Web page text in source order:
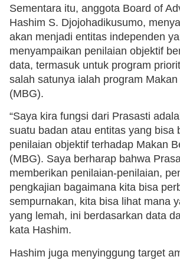
Sementara itu, anggota Board of
Hashim S. Djojohadikusumo,
akan menjadi entitas independen
menyampaikan penilaian objektif
data, termasuk untuk program
salah satunya ialah program
(MBG).
“Saya kira fungsi dari Prasasti
suatu badan atau entitas yang bisa
penilaian objektif terhadap Makan
(MBG). Saya berharap bahwa
memberikan penilaian-penilaian,
pengkajian bagaimana kita bisa
sempurnakan, kita bisa lihat mana
yang lemah, ini berdasarkan data
kata Hashim.
Hashim juga menyinggung target